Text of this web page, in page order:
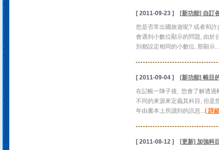
[ 2011-09-23 ]
[新功能] 自訂
您是否常出國旅遊呢? 或者和
會遇到小數位顯示的問題, 由於
別都設定相同的小數位, 那顯示...
[ 2011-09-04 ]
[新功能] 帳目
在記帳一陣子後, 您會了解透過
不同的來源來定義其科目, 但是
年由書本上所讀到的訊息...( 詳
[ 2011-08-12 ]
[更新] 加強科